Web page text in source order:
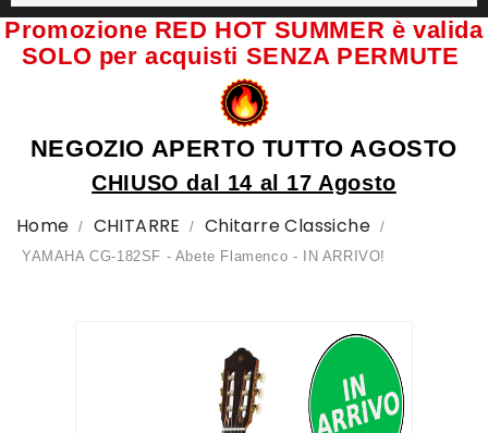
Promozione RED HOT SUMMER è valida
SOLO per acquisti SENZA PERMUTE
NEGOZIO APERTO TUTTO AGOSTO
CHIUSO dal 14 al 17 Agosto
Home CHITARRE Chitarre Classiche
YAMAHA CG-182SF - Abete Flamenco - IN ARRIVO!